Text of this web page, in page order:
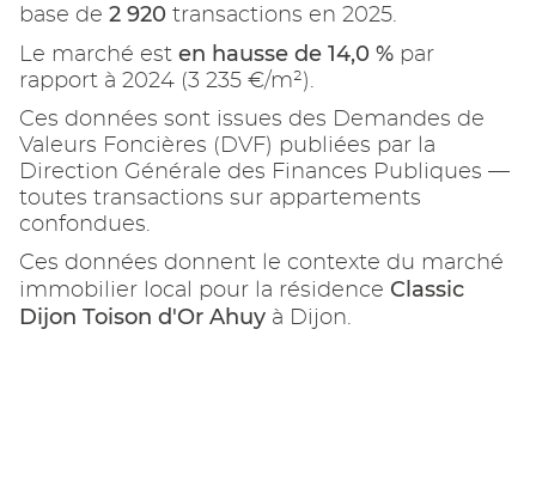
base de 2 920 transactions en 2025.
Le marché est en hausse de 14,0 % par
rapport à 2024 (3 235 €/m²).
Ces données sont issues des Demandes de
Valeurs Foncières (DVF) publiées par la
Direction Générale des Finances Publiques —
toutes transactions sur appartements
confondues.
Ces données donnent le contexte du marché
immobilier local pour la résidence Classic
Dijon Toison d'Or Ahuy à Dijon.